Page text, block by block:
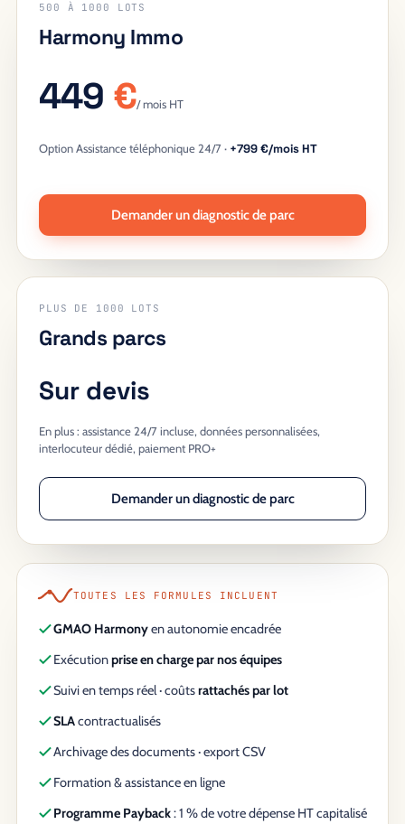
500 À 1000 LOTS
Harmony Immo
449 €/ mois HT
Option Assistance téléphonique 24/7 · +799 €/mois HT
Demander un diagnostic de parc
PLUS DE 1000 LOTS
Grands parcs
Sur devis
En plus : assistance 24/7 incluse, données personnalisées,
interlocuteur dédié, paiement PRO+
Demander un diagnostic de parc
TOUTES LES FORMULES INCLUENT
GMAO Harmonyen autonomie encadrée
Exécutionprise en charge par nos équipes
Suivi en temps réel · coûtsrattachés par lot
SLAcontractualisés
Archivage des documents · export CSV
Formation & assistance en ligne
Programme Payback: 1 % de votre dépense HT capitalisé